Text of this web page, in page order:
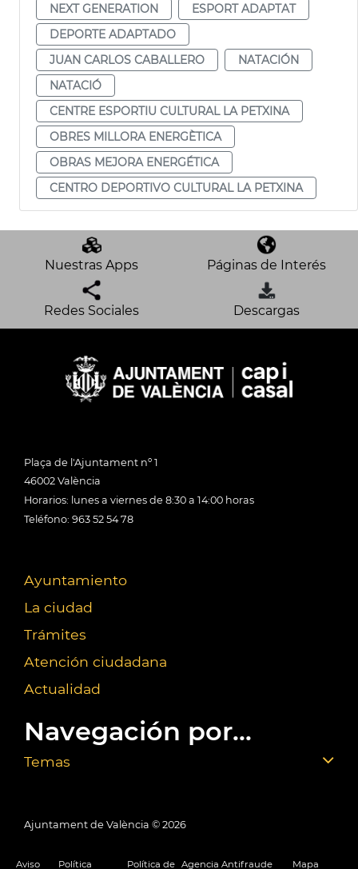
NEXT GENERATION
ESPORT ADAPTAT
DEPORTE ADAPTADO
JUAN CARLOS CABALLERO
NATACIÓN
NATACIÓ
CENTRE ESPORTIU CULTURAL LA PETXINA
OBRES MILLORA ENERGÈTICA
OBRAS MEJORA ENERGÉTICA
CENTRO DEPORTIVO CULTURAL LA PETXINA
Nuestras Apps Páginas de Interés
Redes Sociales Descargas
Plaça de l'Ajuntament nº 1
46002 València
Horarios: lunes a viernes de 8:30 a 14:00 horas
Teléfono: 963 52 54 78
Ayuntamiento
La ciudad
Trámites
Atención ciudadana
Actualidad
Navegación por...
Temas
Ajuntament de València © 2026
Aviso Política Política de Agencia Antifraude Mapa